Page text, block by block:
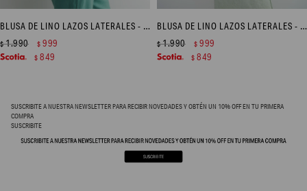
BLUSA DE LINO LAZOS LATERALES - BLANCO
$1.990 $ 999
$ 849
BLUSA DE LINO LAZOS LATERALES - VERDE MANZANA
$1.990 $ 999
$ 849
SUSCRIBITE A NUESTRA NEWSLETTER PARA RECIBIR NOVEDADES Y OBTÉN UN 10% OFF EN TU PRIMERA
COMPRA
SUSCRIBITE